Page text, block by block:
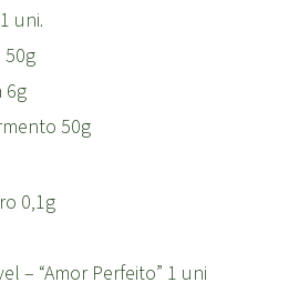
uni.
50g
6g
50g
0,1g
– “Amor Perfeito” 1 uni